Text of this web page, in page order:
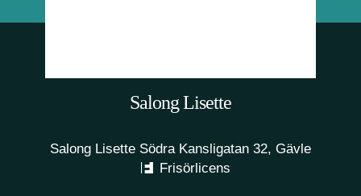
Salong Lisette
Salong Lisette Södra Kansligatan 32, Gävle
Frisörlicens